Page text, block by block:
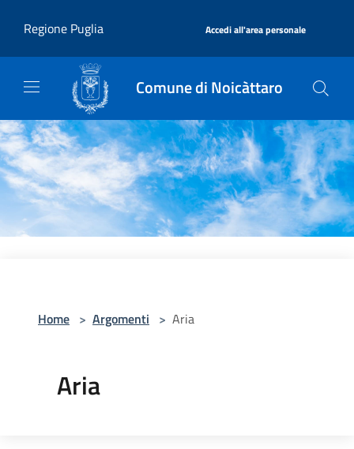
Regione Puglia
Accedi all'area personale
Comune di Noicàttaro
Home > Argomenti > Aria
Aria